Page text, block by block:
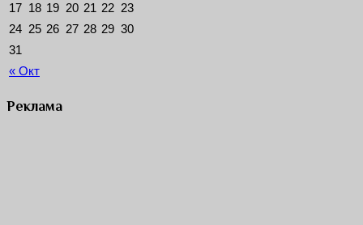
« Окт
17 18 19 20 21 22 23
24 25 26 27 28 29 30
31
Реклама